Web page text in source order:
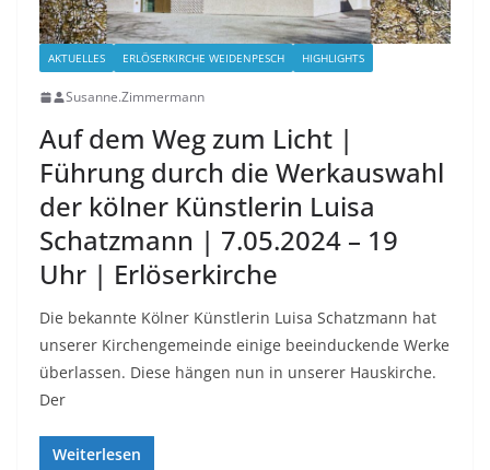
AKTUELLES ERLÖSERKIRCHE WEIDENPESCH HIGHLIGHTS
Susanne.Zimmermann
Auf dem Weg zum Licht |
Führung durch die Werkauswahl
der kölner Künstlerin Luisa
Schatzmann | 7.05.2024 – 19
Uhr | Erlöserkirche
Die bekannte Kölner Künstlerin Luisa Schatzmann hat
unserer Kirchengemeinde einige beeinduckende Werke
überlassen. Diese hängen nun in unserer Hauskirche.
Der
Weiterlesen